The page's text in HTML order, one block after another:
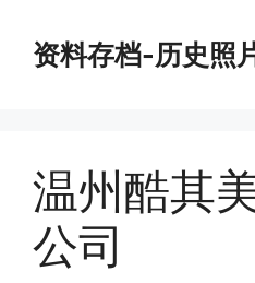
资料存档-历史照
温州酷其
公司